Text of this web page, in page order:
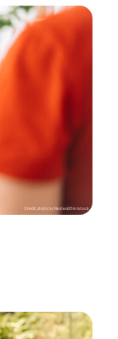
Crédit photo by Nestea06 in Istock